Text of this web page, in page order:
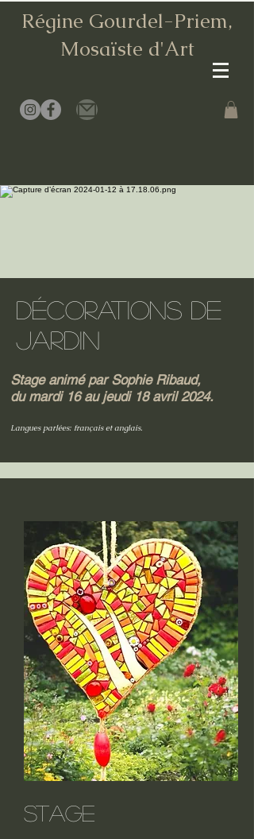
Régine Gourdel-Priem,
Mosaïste d'Art
DécORATIONS DE
JARDIN
Stage animé par Sophie Ribaud,
du mardi 16au jeudi 18 avril 2024.
Langues parlées: français et anglais.
Stage